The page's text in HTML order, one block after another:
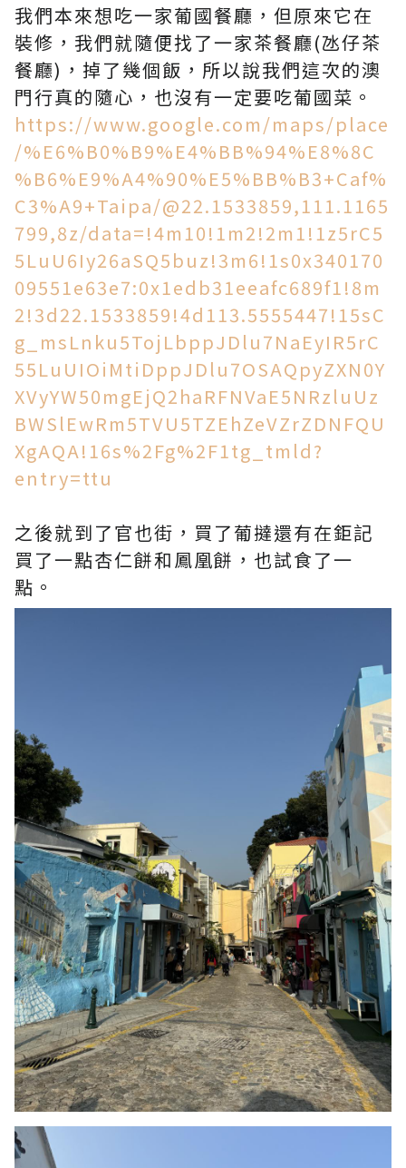
我們本來想吃一家葡國餐廳，但原來它在
裝修，我們就隨便找了一家茶餐廳(氹仔茶
餐廳)，掉了幾個飯，所以說我們這次的澳
門行真的隨心，也沒有一定要吃葡國菜。
https://www.google.com/maps/place
/%E6%B0%B9%E4%BB%94%E8%8C
%B6%E9%A4%90%E5%BB%B3+Caf%
C3%A9+Taipa/@22.1533859,111.1165
799,8z/data=!4m10!1m2!2m1!1z5rC5
5LuU6Iy26aSQ5buz!3m6!1s0x340170
09551e63e7:0x1edb31eeafc689f1!8m
2!3d22.1533859!4d113.5555447!15sC
g_msLnku5TojLbppJDlu7NaEyIR5rC
55LuUIOiMtiDppJDlu7OSAQpyZXN0Y
XVyYW50mgEjQ2haRFNVaE5NRzluUz
BWSlEwRm5TVU5TZEhZeVZrZDNFQU
XgAQA!16s%2Fg%2F1tg_tmld?
entry=ttu
之後就到了官也街，買了葡撻還有在鉅記
買了一點杏仁餅和鳳凰餅，也試食了一
點。